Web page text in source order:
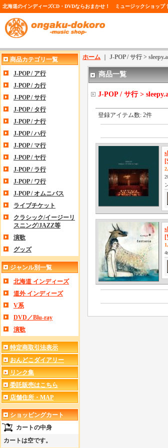
北海道のインディーズCD・DVDならおまかせ！ ミュージックショップ
商品カテゴリ一覧
J-POP / ア行
J-POP / カ行
J-POP / サ行
J-POP / タ行
J-POP / ナ行
J-POP / ハ行
J-POP / マ行
J-POP / ヤ行
J-POP / ラ行
J-POP / ワ行
J-POP / オムニバス
ライブチケット
クラシック/イージーリ
スニング/JAZZ等
演歌
グッズ
ジャンル別一覧
北海道 インディーズ
道外 インディーズ
V系
DVD／Blu-ray
演歌
特定商取引法表示
おんどこダイアリー
リンク集
委託販売はこちら
店舗住所・MAP
ショッピングカート
カートの中身
カートは空です。
ホーム J-POP / サ行 >
商品一覧
J-POP / サ行 >
登録アイテム数: 2件